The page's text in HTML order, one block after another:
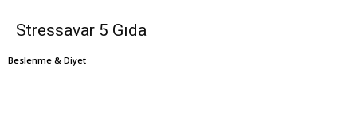
Stressavar 5 Gıda
Beslenme & Diyet